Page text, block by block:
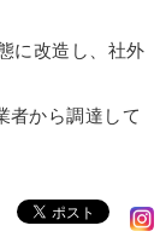
に改造し、社外
者から調達して